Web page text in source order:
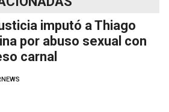
imputó a Thiago
por abuso sexual con
carnal